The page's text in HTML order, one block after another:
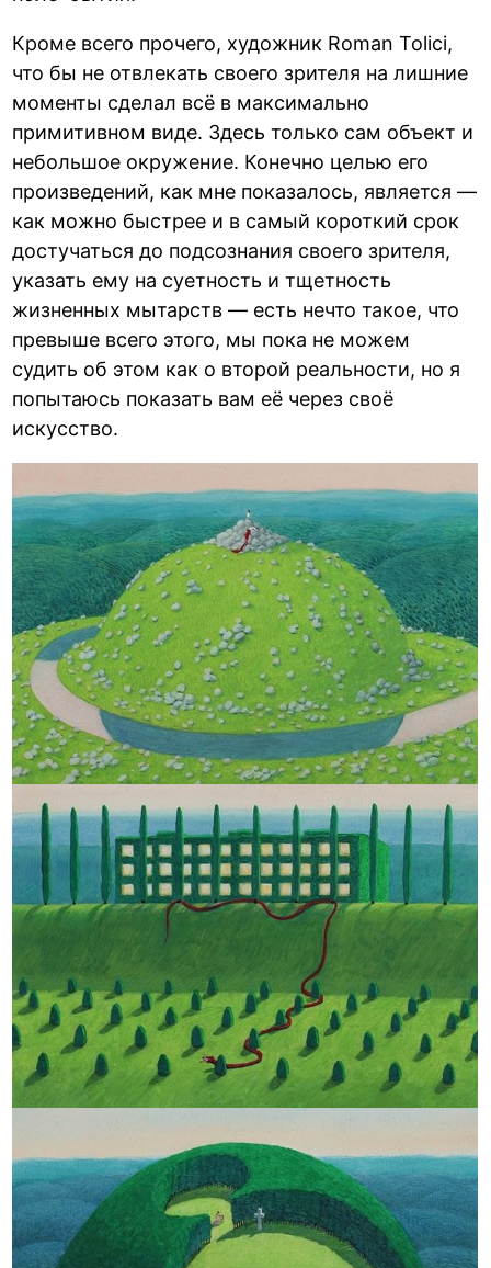
Кроме всего прочего, художник Roman Tolici,
что бы не отвлекать своего зрителя на лишние
моменты сделал всё в максимально
примитивном виде. Здесь только сам объект и
небольшое окружение. Конечно целью его
произведений, как мне показалось, является —
как можно быстрее и в самый короткий срок
достучаться до подсознания своего зрителя,
указать ему на суетность и тщетность
жизненных мытарств — есть нечто такое, что
превыше всего этого, мы пока не можем
судить об этом как о второй реальности, но я
попытаюсь показать вам её через своё
искусство.